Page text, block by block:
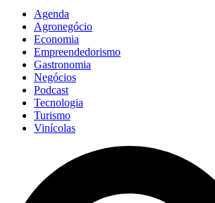
Agenda
Agronegócio
Economia
Empreendedorismo
Gastronomia
Negócios
Podcast
Tecnologia
Turismo
Vinícolas